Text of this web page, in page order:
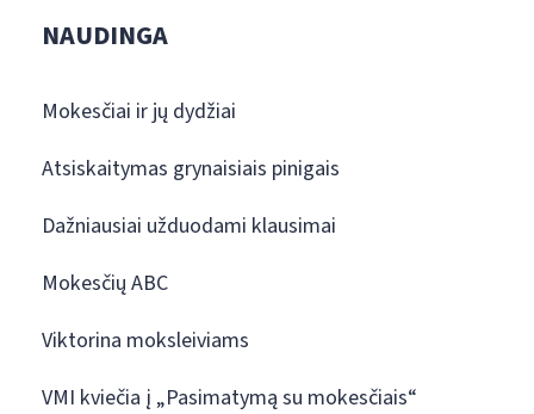
NAUDINGA
Mokesčiai ir jų dydžiai
Atsiskaitymas grynaisiais pinigais
Dažniausiai užduodami klausimai
Mokesčių ABC
Viktorina moksleiviams
VMI kviečia į „Pasimatymą su mokesčiais“